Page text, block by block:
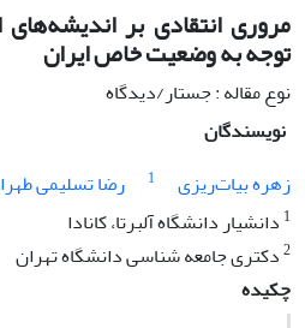
مروری انتقادی بر
توجه به وضعیت خاص ایران
نوع مقاله : جستار/دیدگاه
نویسندگان
زهره بیات‌ریزی
1 رضا تسلیمی
1 دانشیار دانشگاه آلبرتا، کانادا
2دکتری جامعه شناسی دانشگاه تهران
چکیده